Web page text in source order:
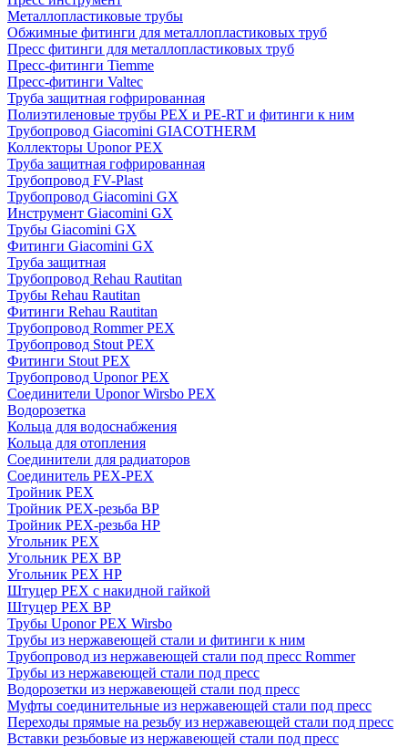
Металлопластиковые трубы
Обжимные фитинги для металлопластиковых труб
Пресс фитинги для металлопластиковых труб
Пресс-фитинги Tiemme
Пресс-фитинги Valtec
Труба защитная гофрированная
Полиэтиленовые трубы PEX и PE-RT и фитинги к ним
Трубопровод Giacomini GIACOTHERM
Коллекторы Uponor PEX
Труба защитная гофрированная
Трубопровод FV-Plast
Трубопровод Giacomini GX
Инструмент Giacomini GX
Трубы Giacomini GX
Фитинги Giacomini GX
Труба защитная
Трубопровод Rehau Rautitan
Трубы Rehau Rautitan
Фитинги Rehau Rautitan
Трубопровод Rommer PEX
Трубопровод Stout PEX
Фитинги Stout PEX
Трубопровод Uponor PEX
Соединители Uponor Wirsbo PEX
Водорозетка
Кольца для водоснабжения
Кольца для отопления
Соединители для радиаторов
Соединитель PEX-PEX
Тройник PEX
Тройник PEX-резьба ВР
Тройник PEX-резьба НР
Угольник PEX
Угольник PEX ВР
Угольник PEX НР
Штуцер PEX c накидной гайкой
Штуцер PEX ВР
Трубы Uponor PEX Wirsbo
Трубы из нержавеющей стали и фитинги к ним
Трубопровод из нержавеющей стали под пресс Rommer
Трубы из нержавеющей стали под пресс
Водорозетки из нержавеющей стали под пресс
Муфты соединительные из нержавеющей стали под пресс
Переходы прямые на резьбу из нержавеющей стали под пресс
Вставки резьбовые из нержавеющей стали под пресс